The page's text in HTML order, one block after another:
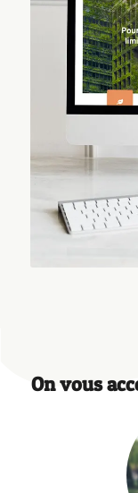
On vous